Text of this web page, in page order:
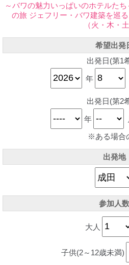
～バワの魅力いっぱいのホテルた
の旅 ジェフリー・バワ建築を巡
（火・木・土
希望出発
出発日(第1
年
出発日(第2
年
※ある場合
出発地
参加人数
大人
子供(2～12歳未満)